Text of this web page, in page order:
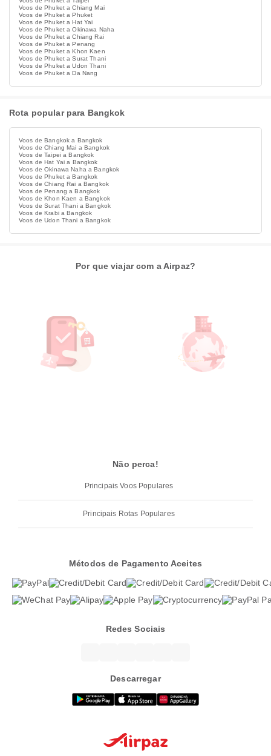
Voos de Phuket a Chiang Mai
Voos de Phuket a Phuket
Voos de Phuket a Hat Yai
Voos de Phuket a Okinawa Naha
Voos de Phuket a Chiang Rai
Voos de Phuket a Penang
Voos de Phuket a Khon Kaen
Voos de Phuket a Surat Thani
Voos de Phuket a Udon Thani
Voos de Phuket a Da Nang
Rota popular para Bangkok
Voos de Bangkok a Bangkok
Voos de Chiang Mai a Bangkok
Voos de Taipei a Bangkok
Voos de Hat Yai a Bangkok
Voos de Okinawa Naha a Bangkok
Voos de Phuket a Bangkok
Voos de Chiang Rai a Bangkok
Voos de Penang a Bangkok
Voos de Khon Kaen a Bangkok
Voos de Surat Thani a Bangkok
Voos de Krabi a Bangkok
Voos de Udon Thani a Bangkok
Por que viajar com a Airpaz?
Não perca!
Principais Voos Populares
Principais Rotas Populares
Métodos de Pagamento Aceites
Redes Sociais
Descarregar